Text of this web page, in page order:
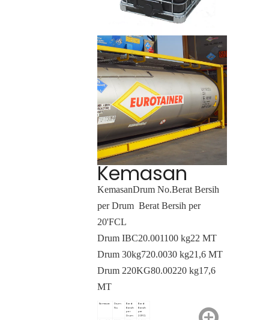
Kemasan
KemasanDrum No.Berat Bersih
per Drum Berat Bersih per
20'FCL
Drum IBC20.001100 kg22 MT
Drum 30kg720.0030 kg21,6 MT
Drum 220KG80.00220 kg17,6
MT
Kemasan
Drum
No.
Berat
Bersih
per
Drum
Berat
Bersih
per
20'FCL